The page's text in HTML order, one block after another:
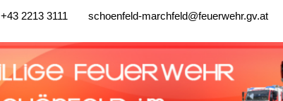
+43 2213 3111
schoenfeld-marchfeld@feuerwehr.gv.at